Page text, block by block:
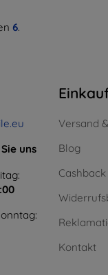
6.
uns
Versand
Blog
Cashback
Kontakt